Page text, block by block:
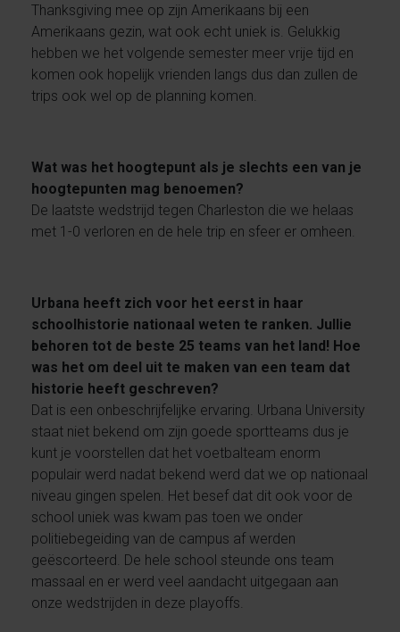
Thanksgiving mee op zijn Amerikaans bij een
Amerikaans gezin, wat ook echt uniek is. Gelukkig
hebben we het volgende semester meer vrije tijd en
komen ook hopelijk vrienden langs dus dan zullen de
trips ook wel op de planning komen.
Wat was het hoogtepunt als je slechts een van je
hoogtepunten mag benoemen?
De laatste wedstrijd tegen Charleston die we helaas
met 1-0 verloren en de hele trip en sfeer er omheen.
Urbana heeft zich voor het eerst in haar
schoolhistorie nationaal weten te ranken. Jullie
behoren tot de beste 25 teams van het land! Hoe
was het om deel uit te maken van een team dat
historie heeft geschreven?
Dat is een onbeschrijfelijke ervaring. Urbana University
staat niet bekend om zijn goede sportteams dus je
kunt je voorstellen dat het voetbalteam enorm
populair werd nadat bekend werd dat we op nationaal
niveau gingen spelen. Het besef dat dit ook voor de
school uniek was kwam pas toen we onder
politiebegeiding van de campus af werden
geëscorteerd. De hele school steunde ons team
massaal en er werd veel aandacht uitgegaan aan
onze wedstrijden in deze playoffs.